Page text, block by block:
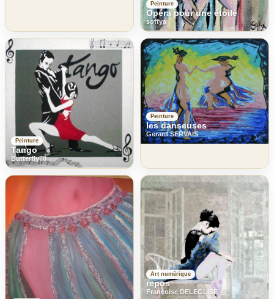
Peinture
Opéra pour une étoile
soffya
Peinture
Tango
Butterfly78
Peinture
les danseuses
Gerard SERVAIS
Art numérique
repos
Françoise DELEGLISE